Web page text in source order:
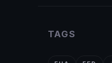
TAGS